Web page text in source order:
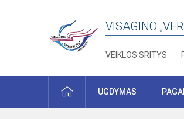
VISAGINO
VEIKLOS SRITYS
PRADŽIAUGDYMAS